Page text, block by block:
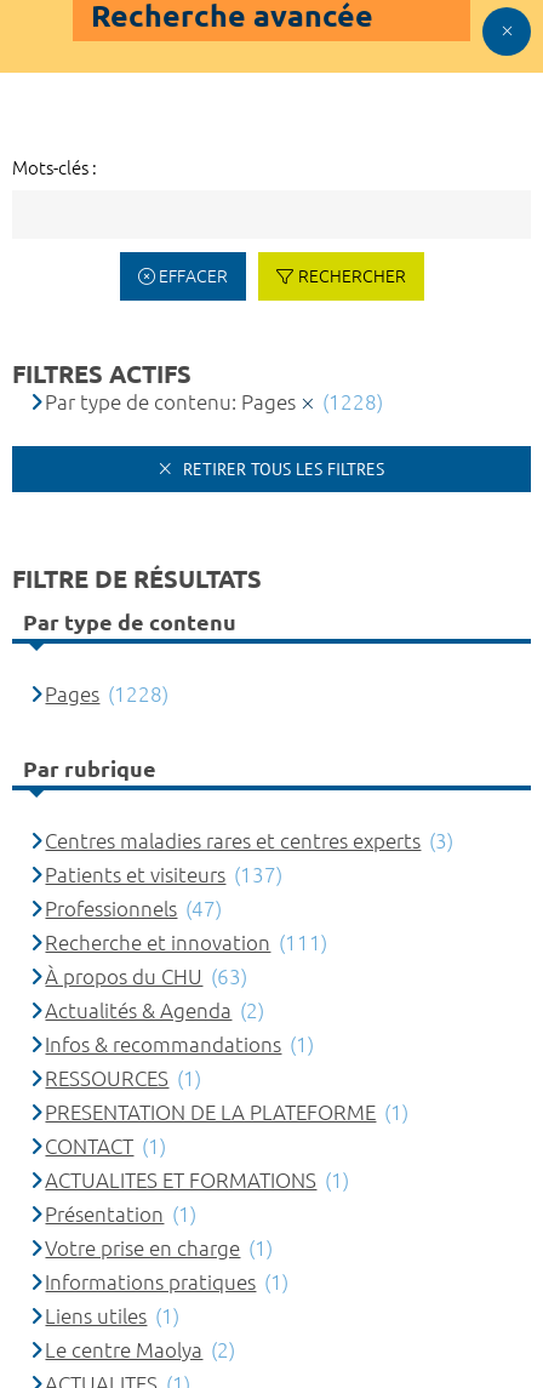
Recherche avancée
Mots-clés :
EFFACER RECHERCHER
FILTRES ACTIFS
Par type de contenu: Pages (1228)
RETIRER TOUS LES FILTRES
FILTRE DE RÉSULTATS
Par type de contenu
Pages (1228)
Par rubrique
Centres maladies rares et centres experts (3)
Patients et visiteurs (137)
Professionnels (47)
Recherche et innovation (111)
À propos du CHU (63)
Actualités & Agenda (2)
Infos & recommandations (1)
RESSOURCES (1)
PRESENTATION DE LA PLATEFORME (1)
CONTACT (1)
ACTUALITES ET FORMATIONS (1)
Présentation (1)
Votre prise en charge (1)
Informations pratiques (1)
Liens utiles (1)
Le centre Maolya (2)